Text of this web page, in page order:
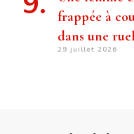
frappée à
dans une
29 juillet 2026